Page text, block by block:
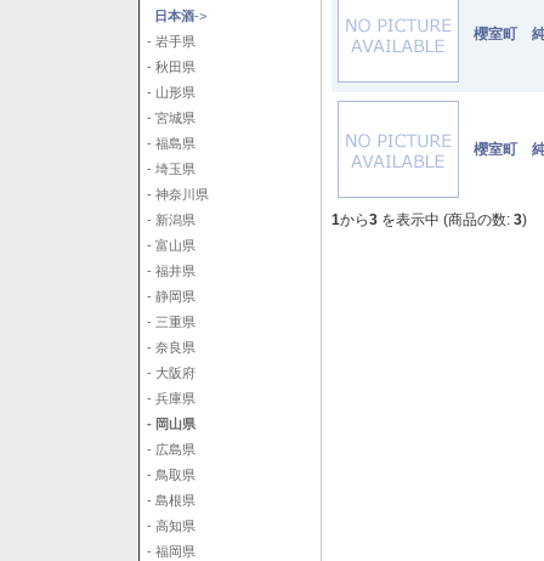
日本酒->
- 岩手県
- 秋田県
- 山形県
- 宮城県
- 福島県
- 埼玉県
- 神奈川県
- 新潟県
- 富山県
- 福井県
- 静岡県
- 三重県
- 奈良県
- 大阪府
- 兵庫県
- 岡山県
- 広島県
- 鳥取県
- 島根県
- 高知県
- 福岡県
櫻室町
櫻室町
1から3 を表示中 (商品の数: 3)